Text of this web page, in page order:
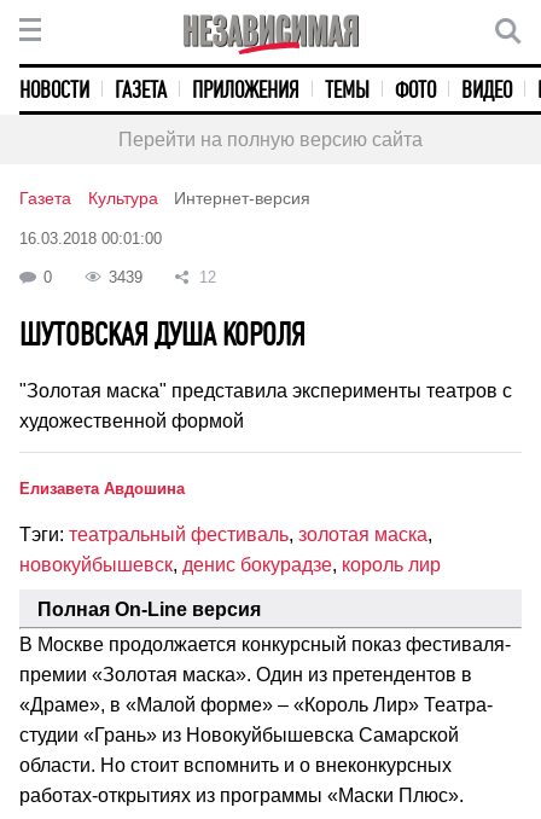
НОВОСТИ ГАЗЕТА ПРИЛОЖЕНИЯ ТЕМЫ ФОТО ВИДЕО
Перейти на полную версию сайта
Газета Культура Интернет-версия
16.03.2018 00:01:00
0 3439 12
ШУТОВСКАЯ ДУША КОРОЛЯ
"Золотая маска" представила эксперименты театров с
художественной формой
Елизавета Авдошина
Тэги: театральный фестиваль, золотая маска,
новокуйбышевск, денис бокурадзе, король лир
Полная On-Line версия
В Москве продолжается конкурсный показ фестиваля-
премии «Золотая маска». Один из претендентов в
«Драме», в «Малой форме» – «Король Лир» Театра-
студии «Грань» из Новокуйбышевска Самарской
области. Но стоит вспомнить и о внеконкурсных
работах-открытиях из программы «Маски Плюс».